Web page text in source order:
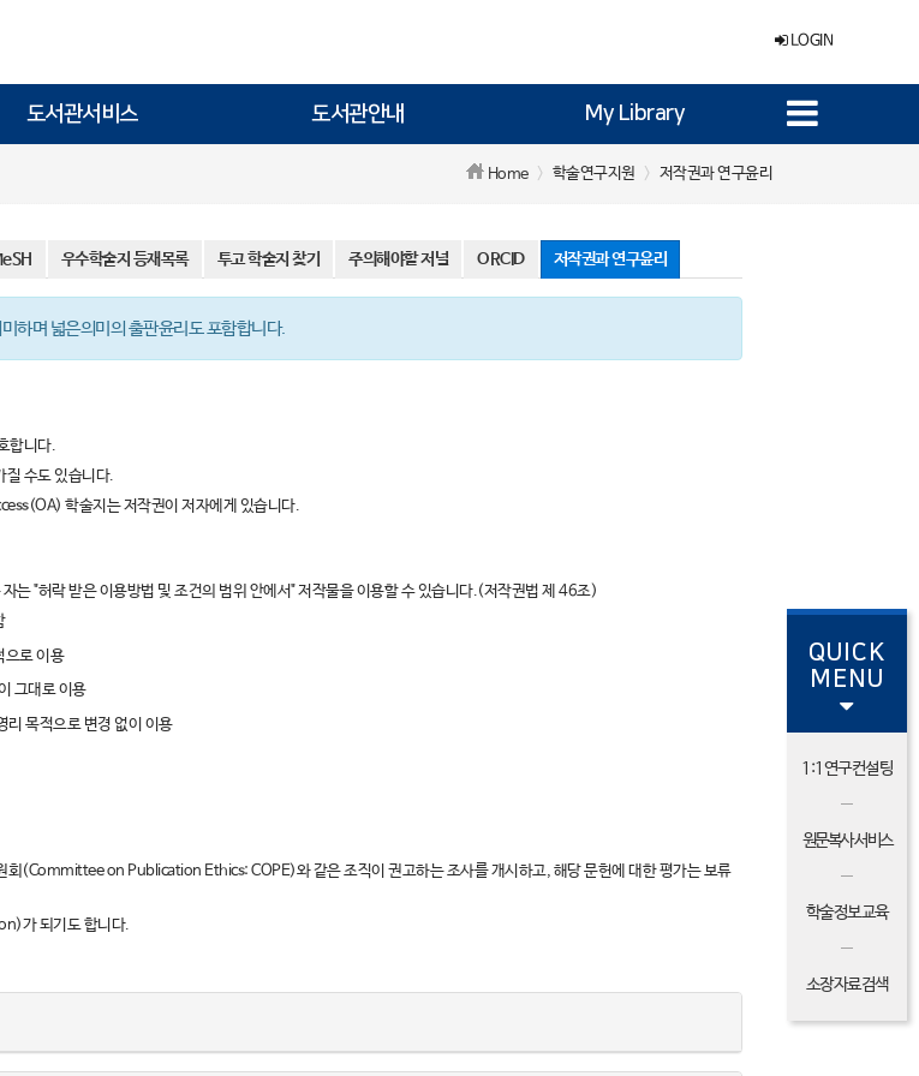
LOGIN
도서관서비스 도서관안내 My Library
Home 학술연구지원 저작권과 연구윤리
우수학술지 등재목록 투고 학술지 찾기 주의해야할 저널 ORCID 저작권과 연구윤리
하며 넓은의미의 출판윤리도 포함합니다.
합니다.
질 수도 있습니다.
학술지는 저작권이 저자에게 있습니다.
는 "허락 받은 이용방법 및 조건의 범위 안에서" 저작물을 이용할 수 있습니다.(저작권법 제 46조)
으로 이용
그대로 이용
목적으로 변경 없이 이용
회(Committee on Publication Ethics: COPE)와 같은 조직이 권고하는 조사를 개시하고, 해당 문헌에 대한 평가는 보류
가 되기도 합니다.
QUICK
MENU
1:1연구컨설팅
원문복사 서비스
학술정보교육
소장자료검색